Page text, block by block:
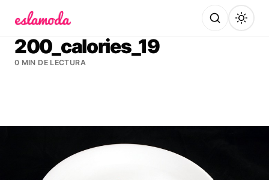
200_calories_19
0 MIN DE LECTURA